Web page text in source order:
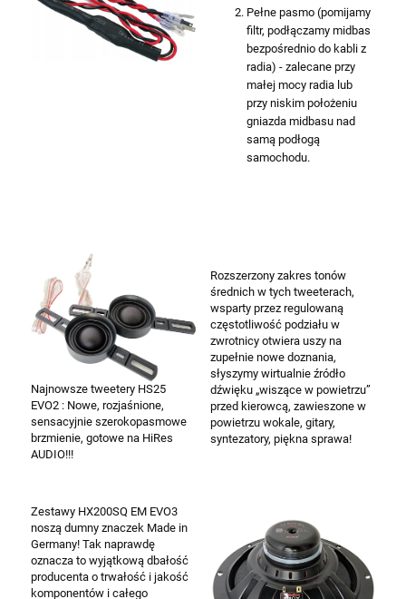
Pełne pasmo (pomijamy
filtr, podłączamy midbas
bezpośrednio do kabli z
radia) - zalecane przy
małej mocy radia lub
przy niskim położeniu
gniazda midbasu nad
samą podłogą
samochodu.
Najnowsze tweetery HS25
EVO2 : Nowe, rozjaśnione,
sensacyjnie szerokopasmowe
brzmienie, gotowe na HiRes
AUDIO!!!
Rozszerzony zakres tonów
średnich w tych tweeterach,
wsparty przez regulowaną
częstotliwość podziału w
zwrotnicy otwiera uszy na
zupełnie nowe doznania,
słyszymy wirtualnie źródło
dźwięku „wiszące w powietrzu”
przed kierowcą, zawieszone w
powietrzu wokale, gitary,
syntezatory, piękna sprawa!
Zestawy HX200SQ EM EVO3
noszą dumny znaczek Made in
Germany! Tak naprawdę
oznacza to wyjątkową dbałość
producenta o trwałość i jakość
komponentów i całego